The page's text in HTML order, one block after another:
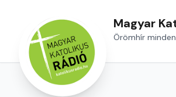
Magyar
Örömhír